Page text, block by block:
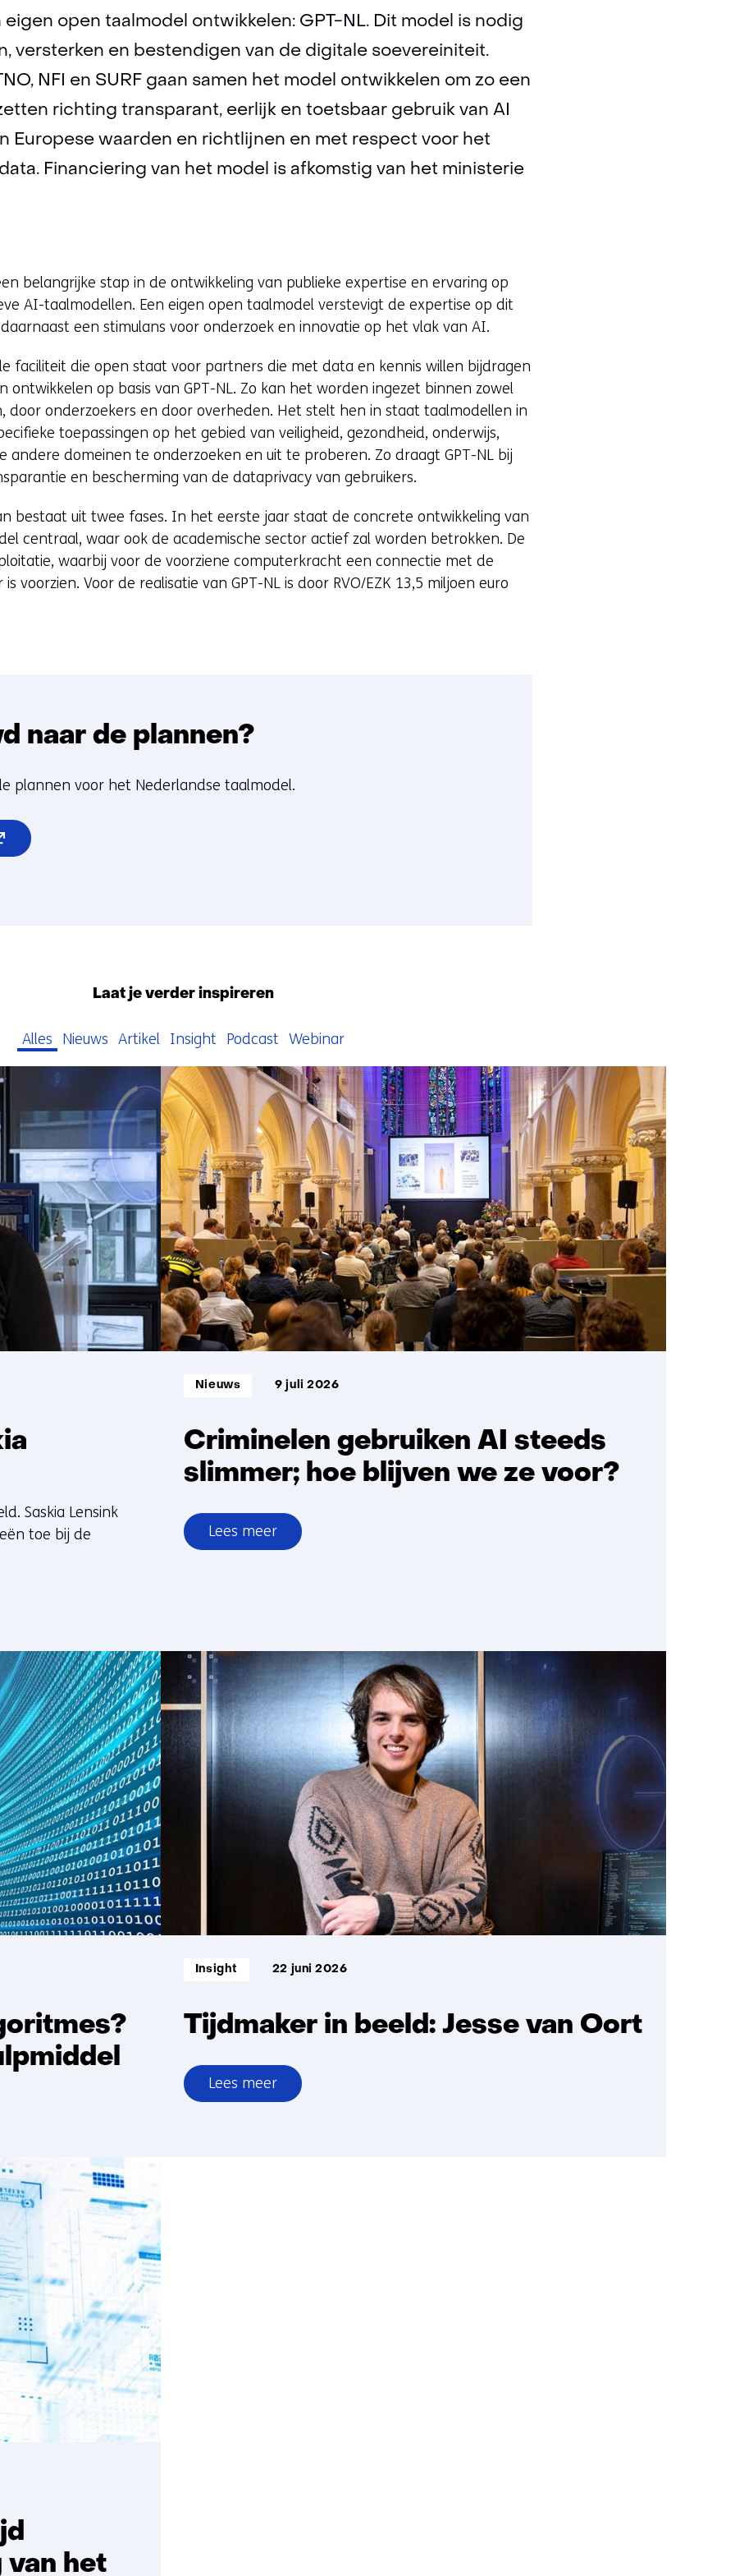
open taalmodel ontwikkelen: GPT-NL. Dit model is nodig
versterken en bestendigen van de digitale soevereiniteit.
NFI en SURF gaan samen het model ontwikkelen om zo een
richting transparant, eerlijk en toetsbaar gebruik van AI
Europese waarden en richtlijnen en met respect voor het
Financiering van het model is afkomstig van het ministerie
belangrijke stap in de ontwikkeling van publieke expertise en ervaring op
AI-taalmodellen. Een eigen open taalmodel verstevigt de expertise op dit
een stimulans voor onderzoek en innovatie op het vlak van AI.
faciliteit die open staat voor partners die met data en kennis willen bijdragen
ontwikkelen op basis van GPT-NL. Zo kan het worden ingezet binnen zowel
door onderzoekers en door overheden. Het stelt hen in staat taalmodellen in
toepassingen op het gebied van veiligheid, gezondheid, onderwijs,
andere domeinen te onderzoeken en uit te proberen. Zo draagt GPT-NL bij
en bescherming van de dataprivacy van gebruikers.
bestaat uit twee fases. In het eerste jaar staat de concrete ontwikkeling van
centraal, waar ook de academische sector actief zal worden betrokken. De
waarbij voor de voorziene computerkracht een connectie met de
voorzien. Voor de realisatie van GPT-NL is door RVO/EZK 13,5 miljoen euro
naar de plannen?
plannen voor het Nederlandse taalmodel.
Laat je verder inspireren
Alles Nieuws Artikel Insight Podcast Webinar
70
resultaten,
getoond
1
t/m
5
Saskia Lensink
toe bij de
Criminelen gebruiken AI steeds
slimmer; hoe blijven we ze voor?
Informatietype:
Nieuws 9 juli 2026
Lees meer
over
slimmer;
hoe
blijven
we
ze
voor?
Tijdmaker in beeld: Jesse van Oort
Informatietype:
Insight 22 juni 2026
Lees meer
over
van het